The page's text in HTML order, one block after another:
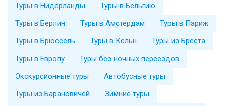
Туры в Нидерланды
Туры в Бельгию
Туры в Берлин
Туры в Амстердам
Туры в Париж
Туры в Брюссель
Туры в Кёльн
Туры из Бреста
Туры в Европу
Туры без ночных переездов
Экскурсионные туры
Автобусные туры
Туры из Барановичей
Зимние туры